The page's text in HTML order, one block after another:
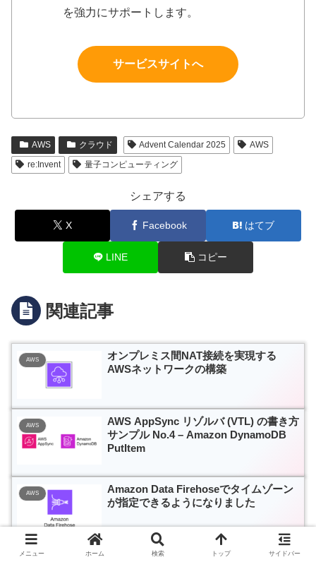
を強力にサポートします。
サービスサイトへ
AWS クラウド Advent Calendar 2025
AWS
re:Invent
量子コンピューティング
シェアする
X Facebook はてブ
LINE コピー
関連記事
AWS
オンプレミス間NAT接続を実現する
AWSネットワークの構築
AWS
AWS AppSync リゾルバ (VTL) の書き方
サンプル No.4 – Amazon DynamoDB
PutItem
AWS
Amazon Data Firehoseでタイムゾーン
が指定できるようになりました
Windows PC で Microsoft Office ファ
メニュー ホーム 検索 トップ サイドバー